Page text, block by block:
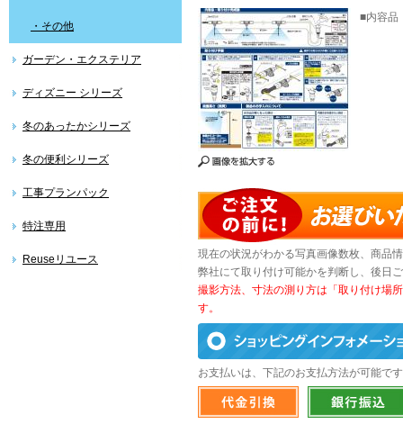
・その他
ガーデン・エクステリア
ディズニー シリーズ
冬のあったかシリーズ
冬の便利シリーズ
工事プランパック
特注専用
Reuseリユース
■内容品
現在の状況がわかる写真画像数枚、商品
弊社にて取り付け可能かを判断し、後日
撮影方法、寸法の測り方は「取り付け場
す。
お支払いは、下記のお支払方法が可能で